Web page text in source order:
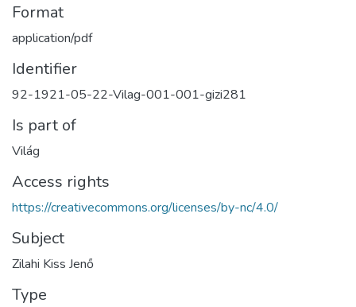
Format
application/pdf
Identifier
92-1921-05-22-Vilag-001-001-gizi281
Is part of
Világ
Access rights
https://creativecommons.org/licenses/by-nc/4.0/
Subject
Zilahi Kiss Jenő
Type